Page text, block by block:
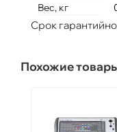
Вес, кг
Срок
Похожие